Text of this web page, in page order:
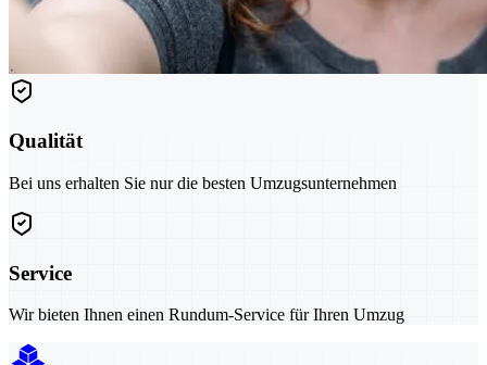
Qualität
Bei uns erhalten Sie nur die besten Umzugsunternehmen
Service
Wir bieten Ihnen einen Rundum-Service für Ihren Umzug